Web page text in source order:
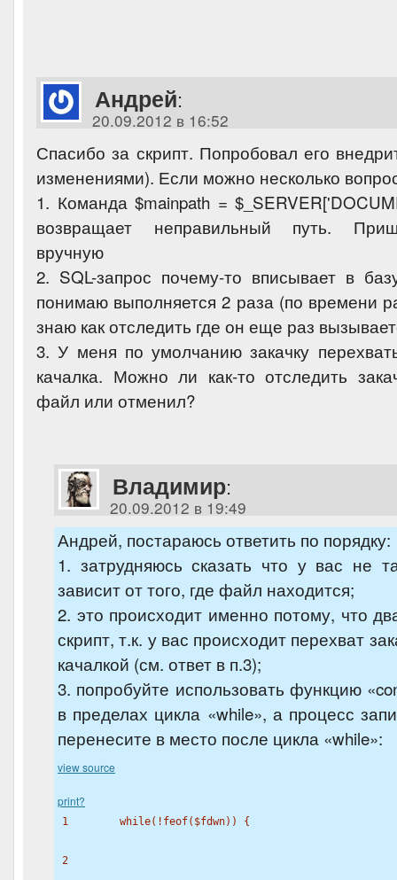
Андрей:
20.09.2012 в 16:52
Спасибо за скрипт. Попробовал его
изменениями). Если можно несколько
1. Команда $mainpath =
возвращает неправильный путь.
вручную
2. SQL-запрос почему-то вписывает в
понимаю выполняется 2 раза (по времени
знаю как отследить где он еще раз
3. У меня по умолчанию закачку
качалка. Можно ли как-то отследить
файл или отменил?
Владимир:
20.09.2012 в 19:49
Андрей, постараюсь ответить по порядку:
1. затрудняюсь сказать что у вас не
зависит от того, где файл находится;
2. это происходит именно потому, что
скрипт, т.к. у вас происходит перехват
качалкой (см. ответ в п.3);
3. попробуйте использовать функцию
в пределах цикла «while», а процесс
перенесите в место после цикла «while»:
view source
print?
1 while(! feof( $fdwn)) {
2